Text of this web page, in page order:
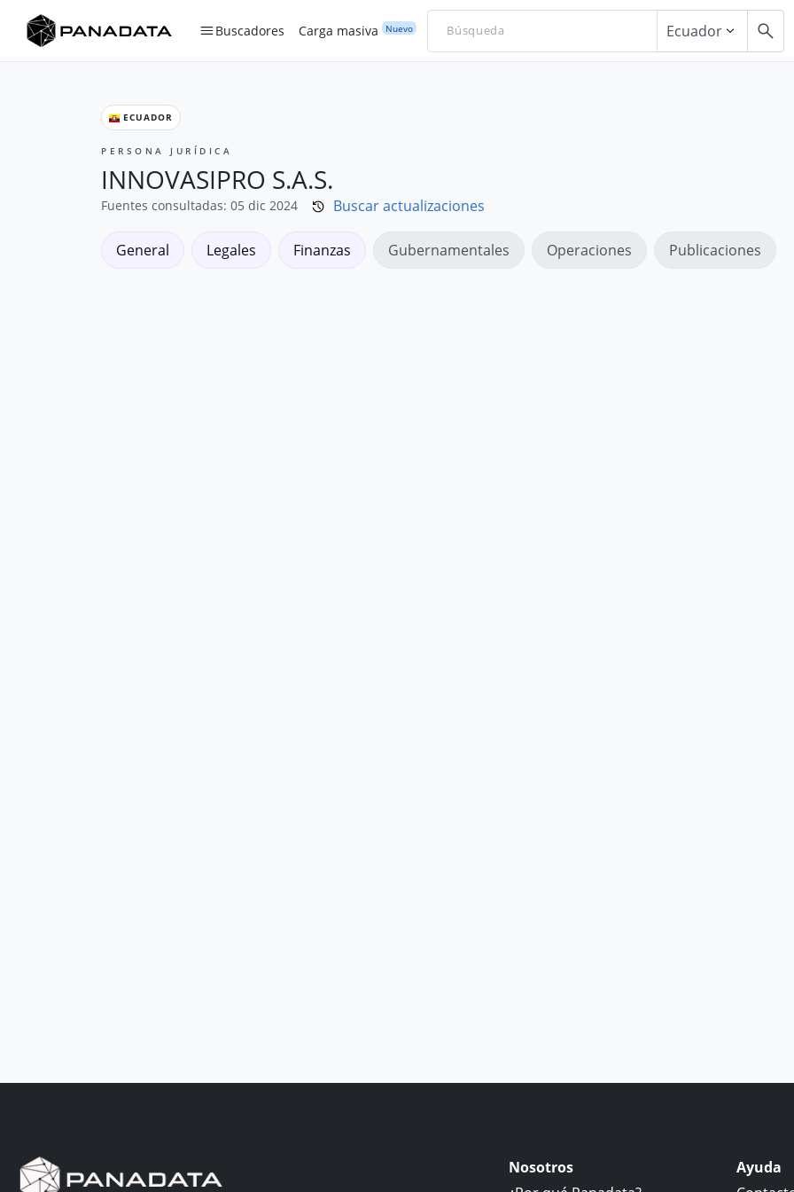
Buscadores Carga masiva Nuevo Ecuador
ECUADOR
PERSONA JURÍDICA
INNOVASIPRO S.A.S.
Fuentes consultadas: 05 dic 2024 Buscar actualizaciones
General Legales Finanzas Gubernamentales Operaciones Publicaciones
Nosotros
Ayuda